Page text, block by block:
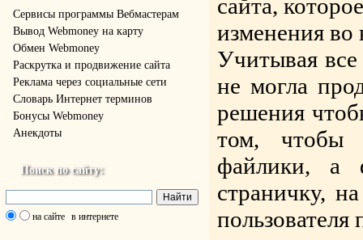
Cервисы программы Вебмастерам
Вывод Webmoney на карту
Обмен Webmoney
Раскрутка и продвижение сайта
Реклама через социальные сети
Словарь Интернет терминов
Бонусы Webmoney
Анекдоты
Поиск по сайту:
на сайте в интернете
сайта,
изменения во
Учитывая все
не могла
решения
том, чтобы
файлики, а
страничку,